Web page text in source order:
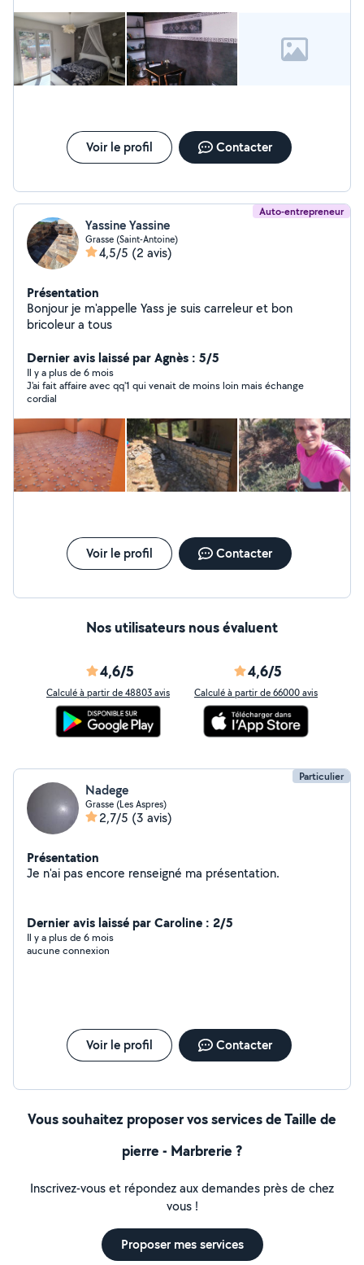
Voir le profil Contacter
Auto-entrepreneur
Yassine Yassine
Grasse (Saint-Antoine)
4,5/5 (2 avis)
Présentation
Bonjour je m'appelle Yass je suis carreleur et bon
bricoleur a tous
Dernier avis laissé par Agnès : 5/5
Il y a plus de 6 mois
J'ai fait affaire avec qq'1 qui venait de moins loin mais échange
cordial
Voir le profil Contacter
Nos utilisateurs nous évaluent
4,6/5
Calculé à partir de 48803 avis
4,6/5
Calculé à partir de 66000 avis
Particulier
Nadege
Grasse (Les Aspres)
2,7/5 (3 avis)
Présentation
Je n'ai pas encore renseigné ma présentation.
Dernier avis laissé par Caroline : 2/5
Il y a plus de 6 mois
aucune connexion
Voir le profil Contacter
Vous souhaitez proposer vos services de Taille de
pierre - Marbrerie ?
Inscrivez-vous et répondez aux demandes près de chez
vous !
Proposer mes services